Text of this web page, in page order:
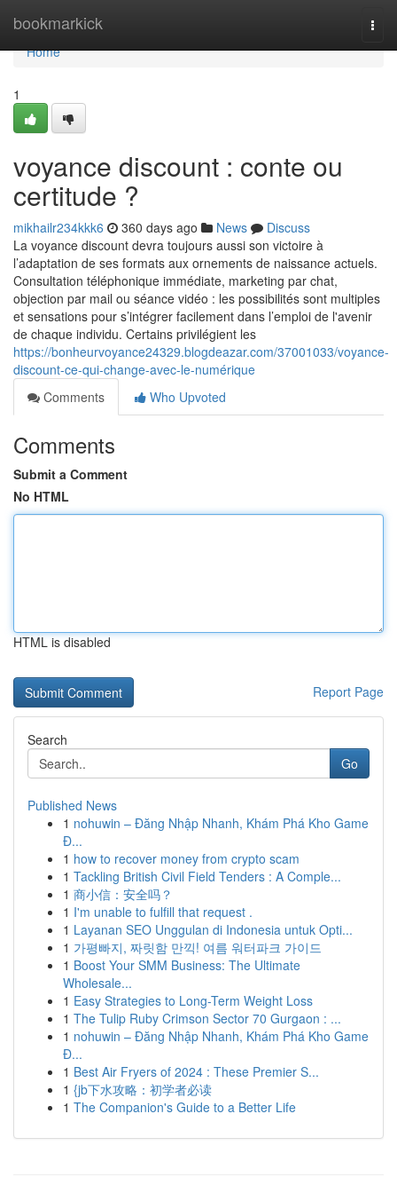
bookmarkick
Home
Home
1
voyance discount : conte ou
certitude ?
mikhailr234kkk6 360 days ago News
Discuss
La voyance discount devra toujours aussi son victoire à
l’adaptation de ses formats aux ornements de naissance actuels.
Consultation téléphonique immédiate, marketing par chat,
objection par mail ou séance vidéo : les possibilités sont multiples
et sensations pour s’intégrer facilement dans l’emploi de l'avenir
de chaque individu. Certains privilégient les
https://bonheurvoyance24329.blogdeazar.com/37001033/voyance-
discount-ce-qui-change-avec-le-numérique
Comments
Who Upvoted
Comments
Submit a Comment
No HTML
HTML is disabled
Report Page
Search
Go
Published News
1 nohuwin – Đăng Nhập Nhanh, Khám Phá Kho Game
Đ...
1 how to recover money from crypto scam
1 Tackling British Civil Field Tenders : A Comple...
1 商小信：安全吗？
1 I'm unable to fulfill that request .
1 Layanan SEO Unggulan di Indonesia untuk Opti...
1 가평빠지, 짜릿함 만끽! 여름 워터파크 가이드
1 Boost Your SMM Business: The Ultimate
Wholesale...
1 Easy Strategies to Long-Term Weight Loss
1 The Tulip Ruby Crimson Sector 70 Gurgaon : ...
1 nohuwin – Đăng Nhập Nhanh, Khám Phá Kho Game
Đ...
1 Best Air Fryers of 2024 : These Premier S...
1 {jb下水攻略：初学者必读
1 The Companion's Guide to a Better Life